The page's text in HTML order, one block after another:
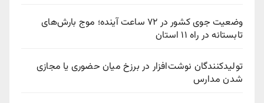
وضعیت جوی کشور در ۷۲ ساعت آینده؛ موج بارش‌های
تابستانه در راه ۱۱ استان
تولیدکنندگان نوشت‌افزار در برزخ میان حضوری یا مجازی
شدن مدارس